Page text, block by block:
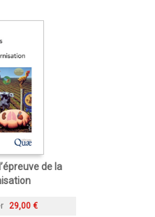
de la
29,00 €